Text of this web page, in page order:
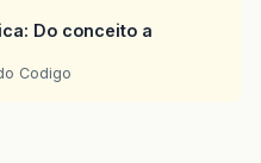
Do conceito a
Codigo